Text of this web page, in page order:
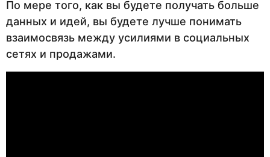
По мере того, как вы будете получать больше
данных и идей, вы будете лучше понимать
взаимосвязь между усилиями в социальных
сетях и продажами.